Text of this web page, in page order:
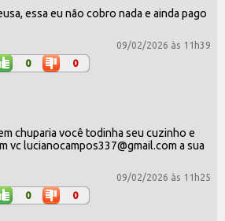
essa eu não cobro nada e ainda pago
09/02/2026 às 11h39
0 0
chuparia você todinha seu cuzinho e
vc lucianocampos337@gmail.com a sua
09/02/2026 às 11h25
0 0